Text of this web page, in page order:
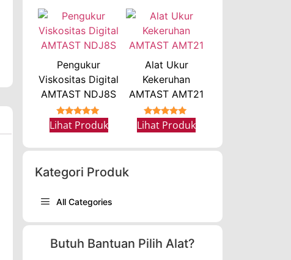
Pengukur
Viskositas Digital
AMTAST NDJ8S
★★★★★
Lihat Produk
Alat Ukur
Kekeruhan
AMTAST AMT21
★★★★★
Lihat Produk
Kategori Produk
All Categories
Butuh Bantuan Pilih Alat?